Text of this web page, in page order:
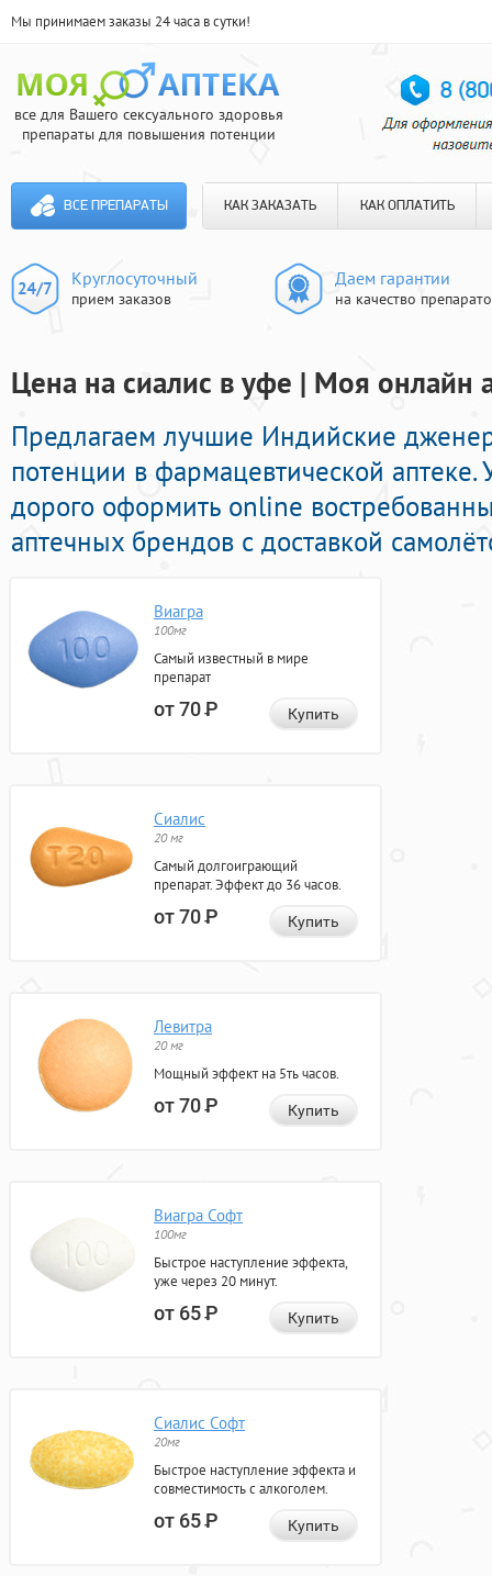
Мы принимаем заказы 24 часа в сутки!
все для Вашего сексуального здоровья
препараты для повышения потенции
ВСЕ ПРЕПАРАТЫ КАК ЗАКАЗАТЬ КАК ОПЛАТИТЬ
Круглосуточный
прием заказов
Даем гарантии
на качество
Цена на сиалис в уфе | Моя онлайн
Предлагаем лучшие Индийские
потенции в фармацевтической
дорого оформить online
аптечных брендов с доставкой
Виагра
100мг
Самый известный в мире
препарат
от 70Р Купить
Сиалис
20 мг
Самый долгоиграющий
препарат. Эффект до 36 часов.
от 70Р Купить
Левитра
20 мг
Мощный эффект на 5ть часов.
от 70Р Купить
Виагра Софт
100мг
Быстрое наступление эффекта,
уже через 20 минут.
от 65Р Купить
Сиалис Софт
20мг
Быстрое наступление эффекта и
совместимость с алкоголем.
от 65Р Купить